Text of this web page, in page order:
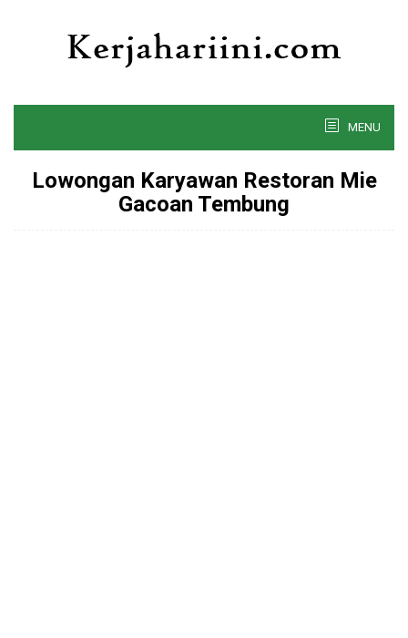
MENU
Lowongan Karyawan Restoran Mie
Gacoan Tembung